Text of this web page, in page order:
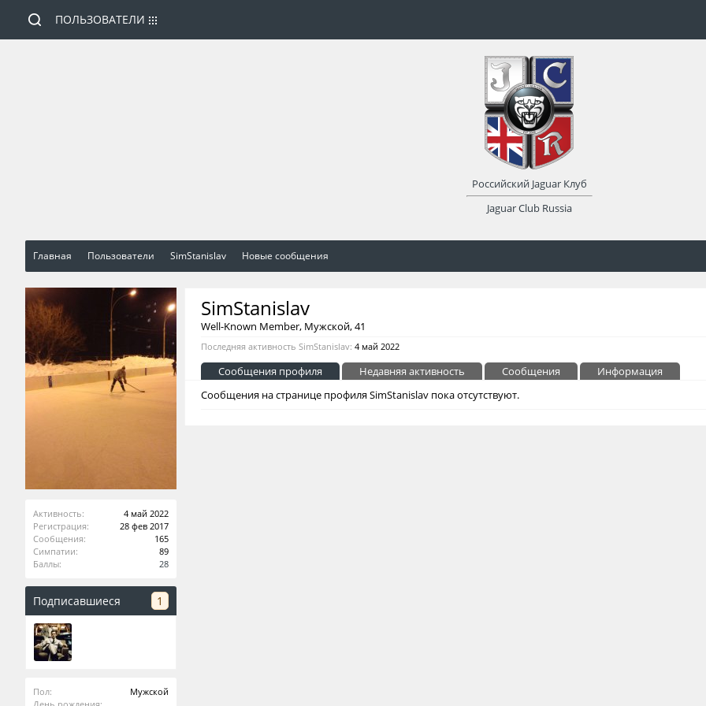
Главная Пользователи SimStanislav Новые сообщения
Активность:
4 май 2022
Регистрация:
28 фев 2017
Сообщения:
165
Симпатии:
89
Баллы:
28
Подписавшиеся 1
Пол:
Мужской
SimStanislav
Well-Known Member, Мужской, 41
Последняя активность SimStanislav: 4 май 2022
Сообщения профиля Недавняя активность Сообщения
Информация
Сообщения на странице профиля SimStanislav пока отсутствуют.
ПОЛЬЗОВАТЕЛИ
Российский Jaguar Клуб
Jaguar Club Russia